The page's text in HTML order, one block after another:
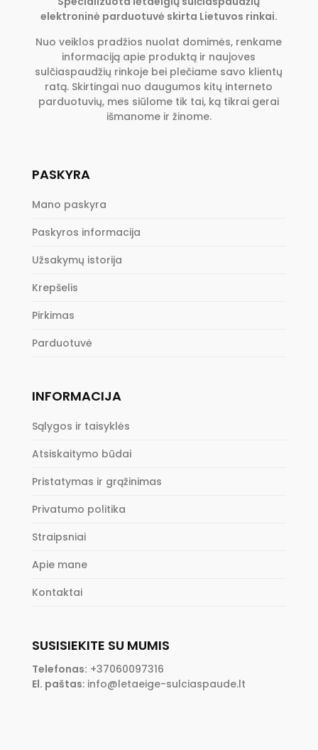
elektroninė parduotuvė skirta Lietuvos rinkai.
Nuo veiklos pradžios nuolat domimės, renkame
informaciją apie produktą ir naujoves
sulčiaspaudžių rinkoje bei plečiame savo klientų
ratą. Skirtingai nuo daugumos kitų interneto
parduotuvių, mes siūlome tik tai, ką tikrai gerai
išmanome ir žinome.
PASKYRA
Mano paskyra
Paskyros informacija
Užsakymų istorija
Krepšelis
Pirkimas
Parduotuvė
INFORMACIJA
Sąlygos ir taisyklės
Atsiskaitymo būdai
Pristatymas ir grąžinimas
Privatumo politika
Straipsniai
Apie mane
Kontaktai
SUSISIEKITE SU MUMIS
Telefonas: +37060097316
El. paštas: info@letaeige-sulciaspaude.lt